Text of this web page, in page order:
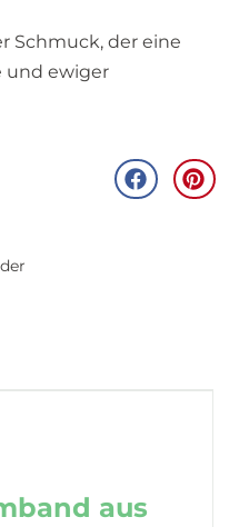
Schmuck, der eine
und ewiger
aus